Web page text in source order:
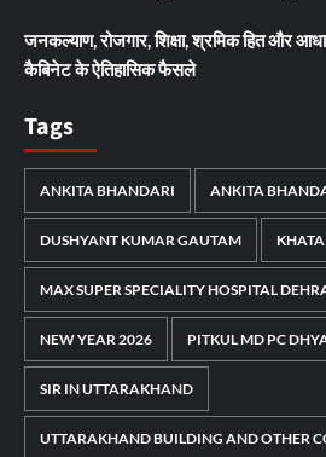
जनकल्याण, रोजगार, शिक्षा, श्रमिक हित और
कैबिनेट के ऐतिहासिक फैसले
Tags
ANKITA BHANDARI ANKITA
DUSHYANT KUMAR GAUTAM
MAX SUPER SPECIALITY HOSPITAL
NEW YEAR 2026 PITKUL MD PC
SIR IN UTTARAKHAND
UTTARAKHAND BUILDING AND OTHER